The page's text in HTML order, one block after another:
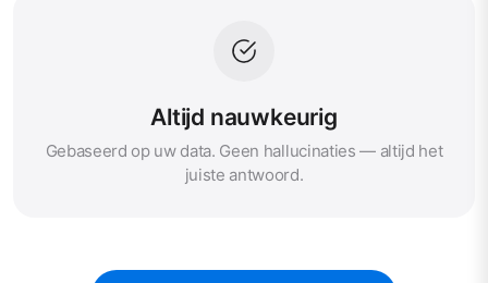
Altijd nauwkeurig
Gebaseerd op uw data. Geen hallucinaties — altijd het
juiste antwoord.